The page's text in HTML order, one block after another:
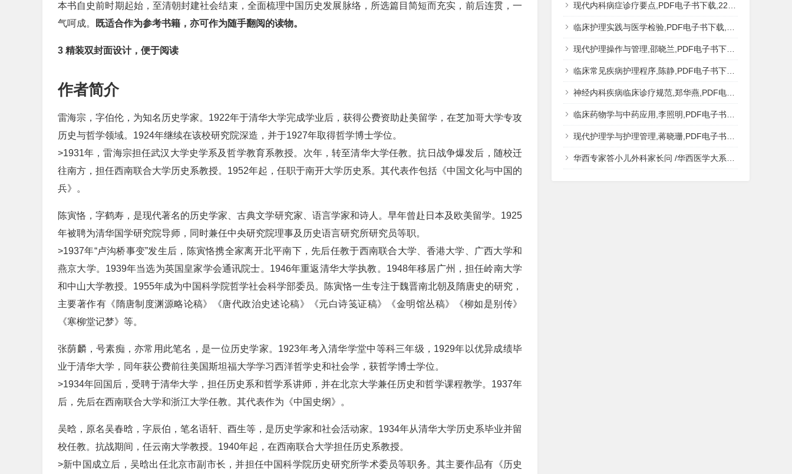
本书自史前时期起始，至清朝封建社会结束，全面梳理中国历史发展脉络，所选篇目简短而充实，前后连贯，一
气呵成。
既适合作为参考书籍，亦可作为随手翻阅的读物。
3 精装双封面设计，便于阅读
作者简介
雷海宗，字伯伦，为知名历史学家。1922年于清华大学完成学业后，获得公费资助赴美留学，在芝加哥大学专攻
历史与哲学领域。1924年继续在该校研究院深造，并于1927年取得哲学博士学位。
>1931年，雷海宗担任武汉大学史学系及哲学教育系教授。次年，转至清华大学任教。抗日战争爆发后，随校迁
往南方，担任西南联合大学历史系教授。1952年起，任职于南开大学历史系。其代表作包括《中国文化与中国的
兵》。
陈寅恪，字鹤寿，是现代著名的历史学家、古典文学研究家、语言学家和诗人。早年曾赴日本及欧美留学。1925
年被聘为清华国学研究院导师，同时兼任中央研究院理事及历史语言研究所研究员等职。
>1937年“卢沟桥事变”发生后，陈寅恪携全家离开北平南下，先后任教于西南联合大学、香港大学、广西大学和
燕京大学。1939年当选为英国皇家学会通讯院士。1946年重返清华大学执教。1948年移居广州，担任岭南大学
和中山大学教授。1955年成为中国科学院哲学社会科学部委员。陈寅恪一生专注于魏晋南北朝及隋唐史的研究，
主要著作有《隋唐制度渊源略论稿》《唐代政治史述论稿》《元白诗笺证稿》《金明馆丛稿》《柳如是别传》
《寒柳堂记梦》等。
张荫麟，号素痴，亦常用此笔名，是一位历史学家。1923年考入清华学堂中等科三年级，1929年以优异成绩毕
业于清华大学，同年获公费前往美国斯坦福大学学习西洋哲学史和社会学，获哲学博士学位。
>1934年回国后，受聘于清华大学，担任历史系和哲学系讲师，并在北京大学兼任历史和哲学课程教学。1937年
后，先后在西南联合大学和浙江大学任教。其代表作为《中国史纲》。
吴晗，原名吴春晗，字辰伯，笔名语轩、酉生等，是历史学家和社会活动家。1934年从清华大学历史系毕业并留
校任教。抗战期间，任云南大学教授。1940年起，在西南联合大学担任历史系教授。
>新中国成立后，吴晗出任北京市副市长，并担任中国科学院历史研究所学术委员等职务。其主要作品有《历史
现代内科病症诊疗要点,PDF电子书下载,223MB,网盘资源
临床护理实践与医学检验,PDF电子书下载,193MB,网盘资源
现代护理操作与管理,邵晓兰,PDF电子书下载,242MB,网盘资源
临床常见疾病护理程序,陈静,PDF电子书下载,185MB,网盘资源
神经内科疾病临床诊疗规范,郑华燕,PDF电子书下载,188MB,网盘资源
临床药物学与中药应用,李照明,PDF电子书下载,202MB,网盘资源
现代护理学与护理管理,蒋晓珊,PDF电子书下载,223MB,网盘资源
华西专家答小儿外科家长问 /华西医学大系?医学科普,PDF电子书网盘下载